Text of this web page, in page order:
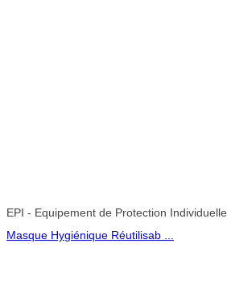
EPI - Equipement de Protection Individuelle
Masque Hygiénique Réutilisab ...